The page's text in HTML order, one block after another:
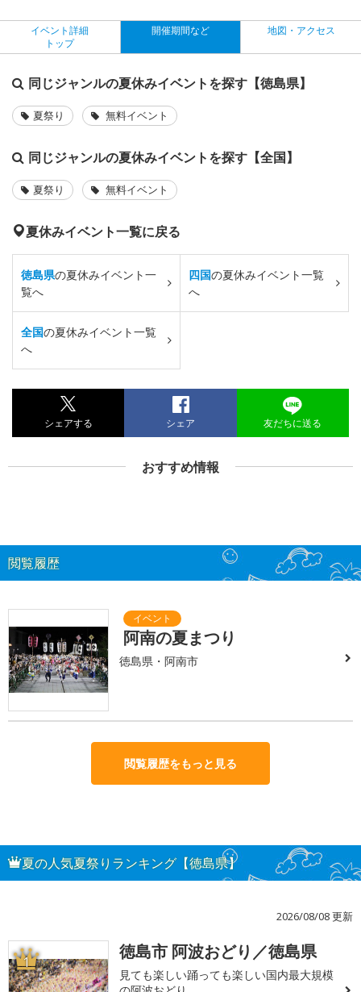
イベント詳細
トップ
開催期間など 地図・アクセス
同じジャンルの夏休みイベントを探す【徳島県】
夏祭り 無料イベント
同じジャンルの夏休みイベントを探す【全国】
夏祭り 無料イベント
夏休みイベント一覧に戻る
徳島県の夏休みイベント一
覧へ
四国の夏休みイベント一覧
へ
全国の夏休みイベント一覧
へ
シェアする シェア 友だちに送る
おすすめ情報
閲覧履歴
阿南の夏まつり
徳島県・阿南市
閲覧履歴をもっと見る
夏の人気夏祭りランキング【徳島県】
2026/08/08 更新
1 徳島市 阿波おどり／徳島県
見ても楽しい踊っても楽しい国内最大規模